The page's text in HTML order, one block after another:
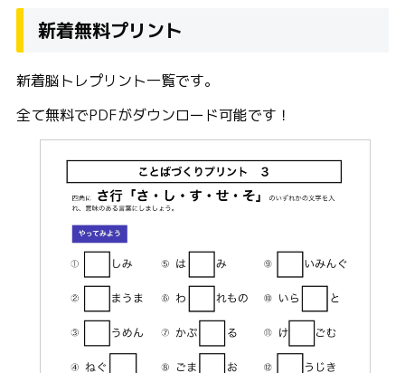
新着無料プリント
新着脳トレプリント一覧です。
全て無料でPDFがダウンロード可能です！